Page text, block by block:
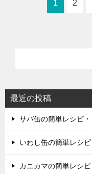
1 2
最近の投稿
サバ缶の簡単レシピ
いわし缶の簡単レシ
カニカマの簡単レシ